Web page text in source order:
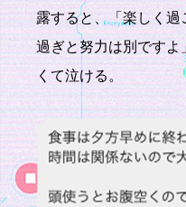
露すると、「楽しく
過ぎと努力は別です
くて泣ける。